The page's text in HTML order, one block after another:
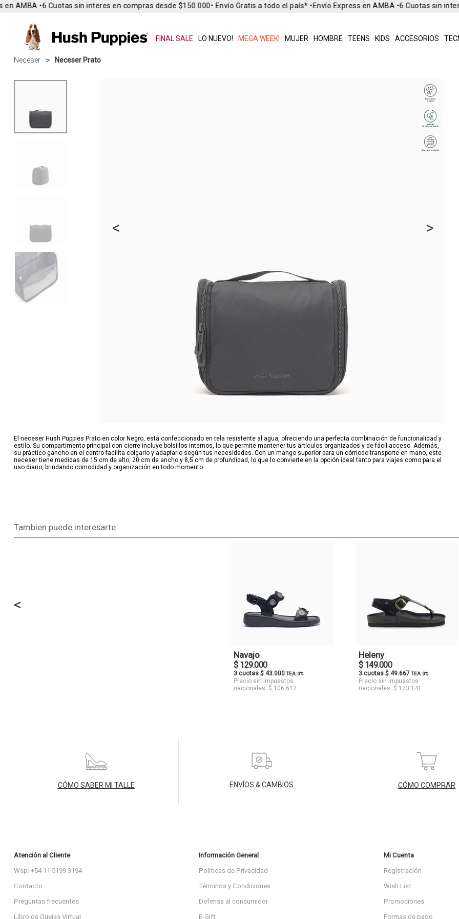
FINAL SALE LO NUEVO! MEGA WEEK! MUJER HOMBRE TEENS KIDS ACCESORIOS
AMBA •6 Cuotas sin interes en compras desde $150.000• Envío Gratis a todo el país* •Envío Express en AMBA •6 Cuotas sin
Neceser Neceser Prato
< >
El neceser Hush Puppies Prato en color Negro, está confeccionado en tela resistente al agua, ofreciendo una perfecta combinación de funcionalidad y
estilo. Su compartimento principal con cierre incluye bolsillos internos, lo que permite mantener tus artículos organizados y de fácil acceso. Además,
su práctico gancho en el centro facilita colgarlo y adaptarlo según tus necesidades. Con un mango superior para un cómodo transporte en mano, este
neceser tiene medidas de 15 cm de alto, 20 cm de ancho y 8,5 cm de profundidad, lo que lo convierte en la opción ideal tanto para viajes como para el
uso diario, brindando comodidad y organización en todo momento.
Tambien puede interesarte
<
Navajo
$ 129.000
3 cuotas $ 43.000TEA: 0%
Precio sin impuestos
nacionales: $ 106.612
Heleny
$ 149.000
3 cuotas $ 49.667 TEA: 0%
Precio sin impuestos
nacionales: $ 123.141
CÓMO SABER MI TALLE ENVÍOS & CAMBIOS CÓMO COMPRAR
Atención al Cliente
Wsp: +54 11 5199 3194
Contacto
Preguntas frecuentes
Libro de Quejas Virtual
Información General
Políticas de Privacidad
Términos y Condiciones
Defensa al consumidor
E-Gift
Mi Cuenta
Registración
Wish List
Promociones
Formas de pago